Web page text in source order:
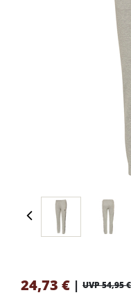
24,73 € | UVP 54,95 €